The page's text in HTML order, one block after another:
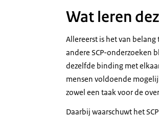
Wat leren
Allereerst is het van
andere SCP-onderzoeken
dezelfde binding met
mensen voldoende
zowel een taak voor de
Daarbij waarschuwt het